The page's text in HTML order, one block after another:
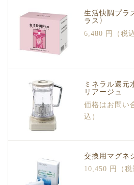
生活快調プラ
ラス〉
6,480 円（税込
ミネラル還元
リアージュ
価格はお問い
込）
交換用マグネ
10,450 円（税